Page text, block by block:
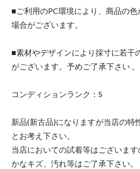
■ご利用のPC環境により、商品の
場合がございます。
■素材やデザインにより採寸に若干
がございます。予めご了承下さい 。
コンディションランク：S
新品(新古品)になりますが当店の特
とお考え下さい。
当店においての試着等はございま
かなキズ、汚れ等はご了承下さい。